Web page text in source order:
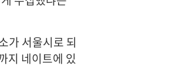
가 서울시로 되
지 네이트에 있